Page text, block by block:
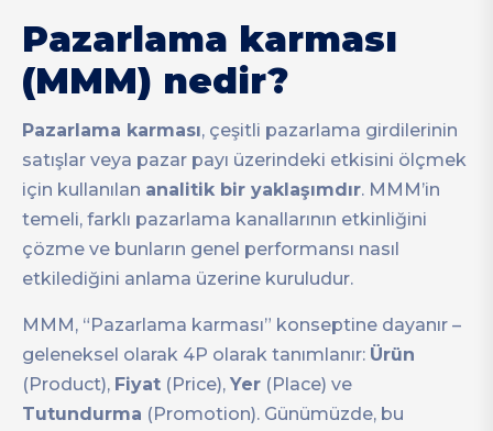
Pazarlama karması
(MMM) nedir?
Pazarlama karması, çeşitli pazarlama girdilerinin
satışlar veya pazar payı üzerindeki etkisini ölçmek
için kullanılan analitik bir yaklaşımdır. MMM’in
temeli, farklı pazarlama kanallarının etkinliğini
çözme ve bunların genel performansı nasıl
etkilediğini anlama üzerine kuruludur.
MMM, “Pazarlama karması” konseptine dayanır –
geleneksel olarak 4P olarak tanımlanır: Ürün
(Product), Fiyat (Price), Yer (Place) ve
Tutundurma (Promotion). Günümüzde, bu